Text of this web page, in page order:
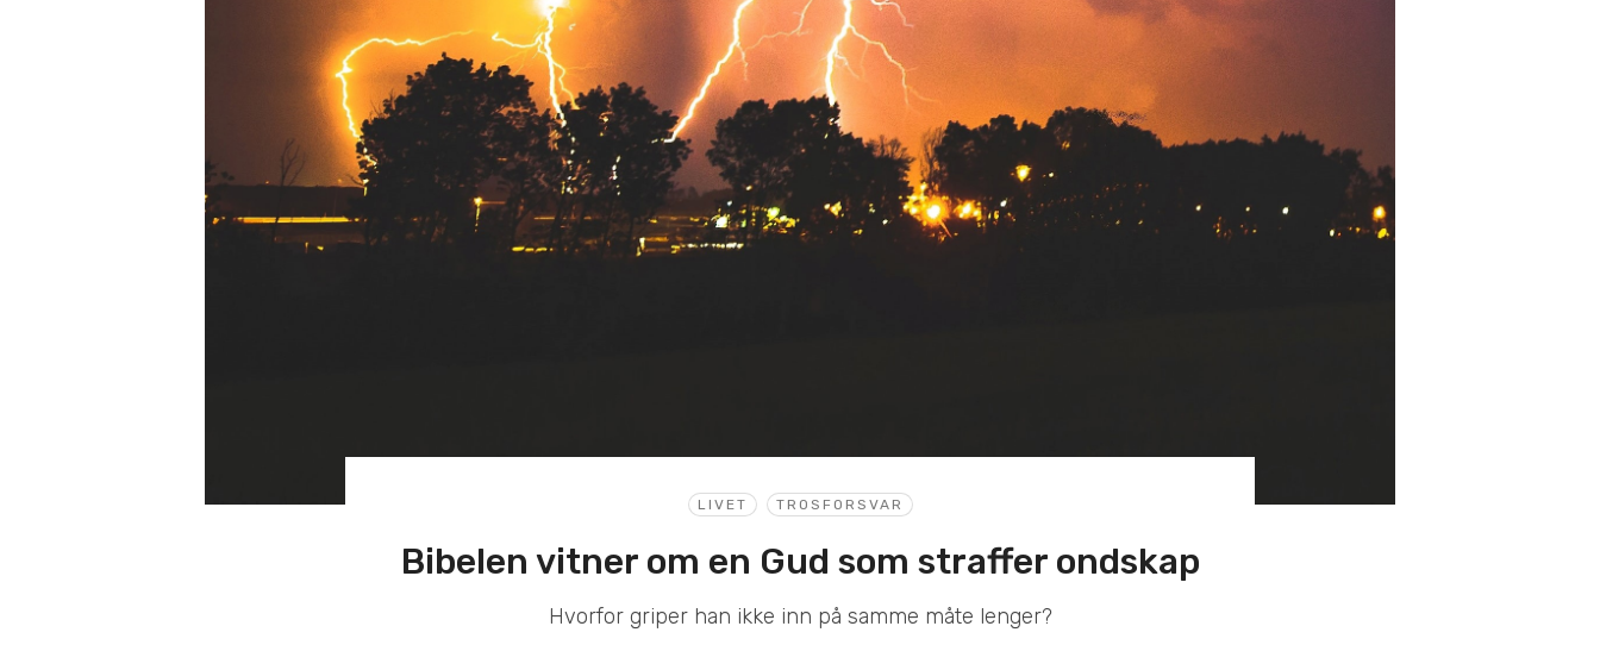
LIVET TROSFORSVAR
Bibelen vitner om en Gud som straffer ondskap
Hvorfor griper han ikke inn på samme måte lenger?